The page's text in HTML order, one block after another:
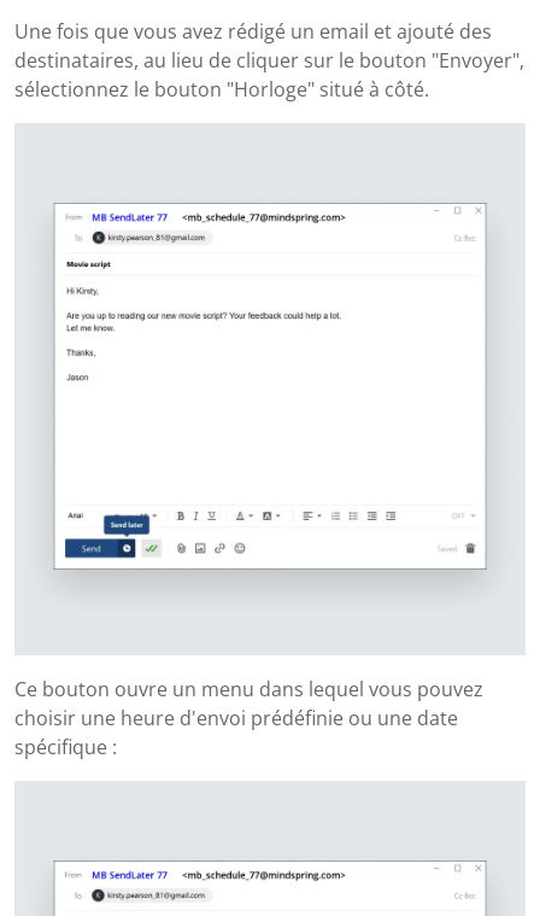
Une fois que vous avez rédigé un email et ajouté des
destinataires, au lieu de cliquer sur le bouton "Envoyer",
sélectionnez le bouton "Horloge" situé à côté.
Ce bouton ouvre un menu dans lequel vous pouvez
choisir une heure d'envoi prédéfinie ou une date
spécifique :